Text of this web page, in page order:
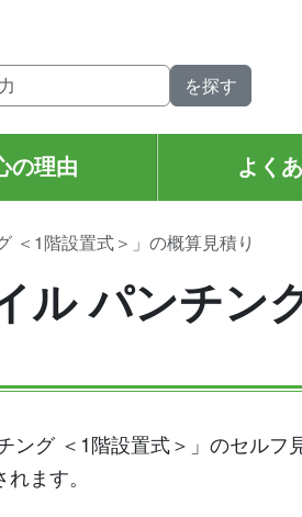
の理由 よく
＜1階設置式＞」の概算見積り
ル パンチン
ング ＜1階設置式＞」のセル
ます。